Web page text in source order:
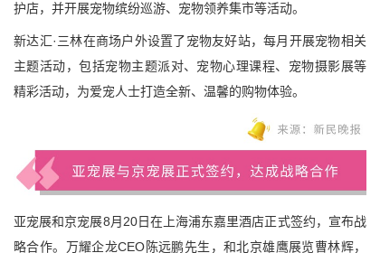
护店，并开展宠物缤纷巡游、宠物领养集市等活动。
新达汇·三林在商场户外设置了宠物友好站，每月开展宠物相关
主题活动，包括宠物主题派对、宠物心理课程、宠物摄影展等
精彩活动，为爱宠人士打造全新、温馨的购物体验。
亚宠展和京宠展8月20日在上海浦东嘉里酒店正式签约，宣布战
略合作。万耀企龙CEO陈远鹏先生，和北京雄鹰展览曹林辉，